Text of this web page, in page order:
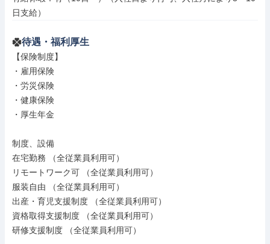
日支給）
待遇・福利厚生
【保険制度】
・雇用保険
・労災保険
・健康保険
・厚生年金
制度、設備
在宅勤務 （全従業員利用可）
リモートワーク可 （全従業員利用可）
服装自由 （全従業員利用可）
出産・育児支援制度 （全従業員利用可）
資格取得支援制度 （全従業員利用可）
研修支援制度 （全従業員利用可）